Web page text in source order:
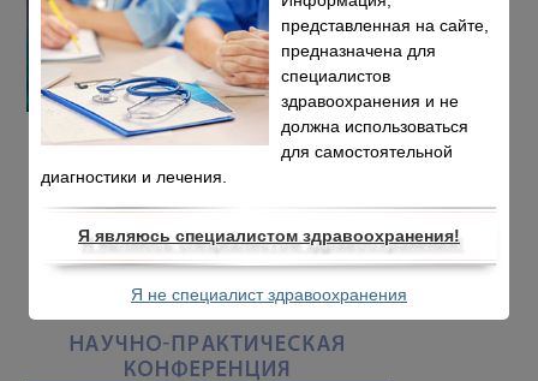
представленная на сайте,
предназначена для
специалистов
здравоохранения и не
должна использоваться
для самостоятельной
диагностики и лечения.
Я являюсь специалистом здравоохранения!
Я не специалист здравоохранения